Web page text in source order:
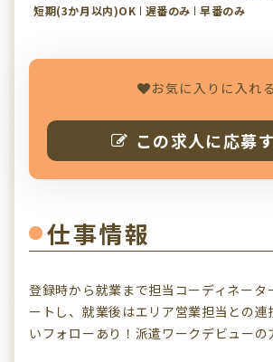
短期(3か月以内)OK
遅番のみ 早番のみ
お気に入りに入れる
この求人に応募
仕事情報
登録時から就業まで担当コーディネータ
ートし、就業後はエリア営業担当との
いフォローあり！派遣ワークデビューの